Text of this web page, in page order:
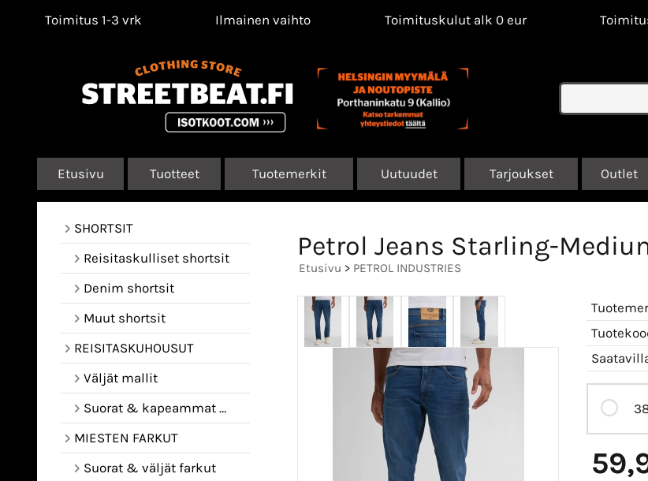
Toimitus 1-3 vrk Ilmainen vaihto Toimituskulut alk 0 eur
Etusivu Tuotteet Tuotemerkit Uutuudet Tarjoukset Outlet
SHORTSIT
Reisitaskulliset shortsit
Denim shortsit
Muut shortsit
REISITASKUHOUSUT
Väljät mallit
Suorat & kapeammat mallit
MIESTEN FARKUT
Suorat & väljät farkut
Petrol Jeans Starling-
Etusivu > PETROL INDUSTRIES